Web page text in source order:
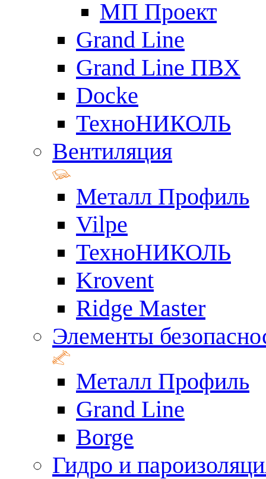
МП Проект
Grand Line
Grand Line ПВХ
Docke
ТехноНИКОЛЬ
Вентиляция
Металл Профиль
Vilpe
ТехноНИКОЛЬ
Krovent
Ridge Master
Элементы
Металл Профиль
Grand Line
Borge
Гидро и